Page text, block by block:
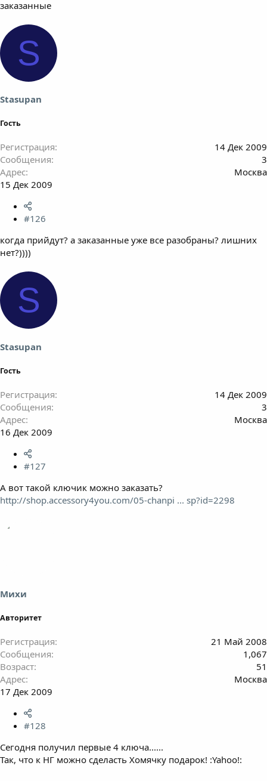
заказанные
S
Stasupan
Гость
Регистрация
14 Дек 2009
Сообщения
3
Адрес
Москва
15 Дек 2009
#126
когда прийдут? а заказанные уже все разобраны? лишних
нет?))))
S
Stasupan
Гость
Регистрация
14 Дек 2009
Сообщения
3
Адрес
Москва
16 Дек 2009
#127
А вот такой ключик можно заказать?
http://shop.accessory4you.com/05-chanpi ... sp?id=2298
Михи
Авторитет
Регистрация
21 Май 2008
Сообщения
1,067
Возраст
51
Адрес
Москва
17 Дек 2009
#128
Сегодня получил первые 4 ключа......
Так, что к НГ можно сделасть Хомячку подарок! :Yahoo!: